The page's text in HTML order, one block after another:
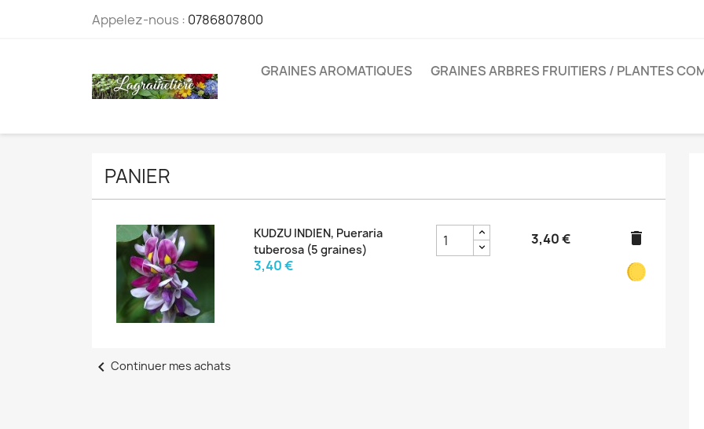
Appelez-nous : 0786807800
GRAINES AROMATIQUES GRAINES ARBRES FRUITIERS / PLANTES
PANIER
KUDZU INDIEN, Pueraria
tuberosa (5 graines)
3,40 €
3,40 € delete
chevron_left Continuer mes achats